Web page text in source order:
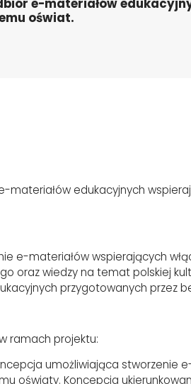
e-materiałów
oświat.
edukacyjnych
e-materiałów wspierających
oraz wiedzy na temat polskiej
przygotowanych przez
ramach projektu:
umożliwiająca stworzenie
oświaty. Koncepcja